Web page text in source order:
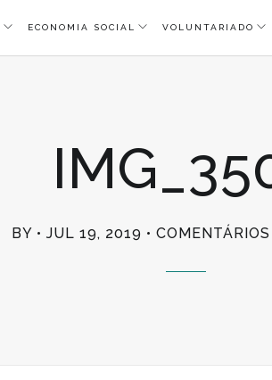
ECONOMIA SOCIAL VOLUNTARIADO
BY JUL 19, 2019